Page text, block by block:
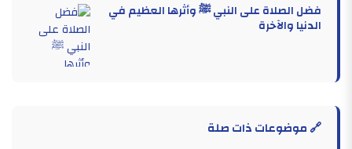
فضل الصلاة على النبي ﷺ وأثرها العظيم في
الدنيا والآخرة
🔗 موضوعات ذات صلة